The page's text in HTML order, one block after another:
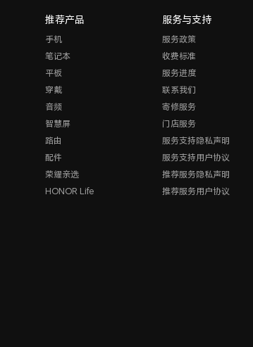
推荐产品
手机
笔记本
平板
穿戴
音频
智慧屏
路由
配件
荣耀亲选
HONOR Life
服务与支持
服务政策
收费标准
服务进度
联系我们
寄修服务
门店服务
服务支持隐私声明
服务支持用户协议
推荐服务隐私声明
推荐服务用户协议